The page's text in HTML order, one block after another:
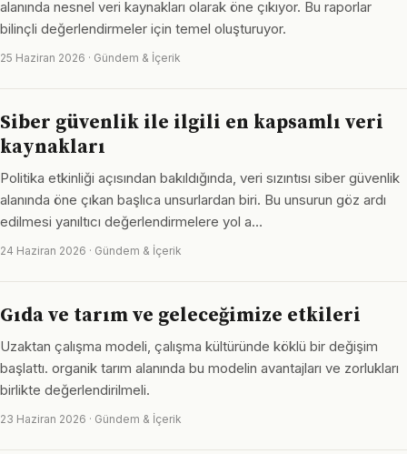
alanında nesnel veri kaynakları olarak öne çıkıyor. Bu raporlar
bilinçli değerlendirmeler için temel oluşturuyor.
25 Haziran 2026 · Gündem & İçerik
Siber güvenlik ile ilgili en kapsamlı veri
kaynakları
Politika etkinliği açısından bakıldığında, veri sızıntısı siber güvenlik
alanında öne çıkan başlıca unsurlardan biri. Bu unsurun göz ardı
edilmesi yanıltıcı değerlendirmelere yol a…
24 Haziran 2026 · Gündem & İçerik
Gıda ve tarım ve geleceğimize etkileri
Uzaktan çalışma modeli, çalışma kültüründe köklü bir değişim
başlattı. organik tarım alanında bu modelin avantajları ve zorlukları
birlikte değerlendirilmeli.
23 Haziran 2026 · Gündem & İçerik